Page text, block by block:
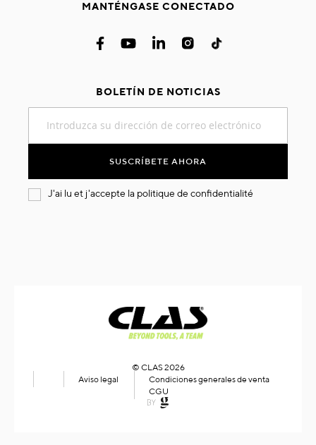
MANTÉNGASE CONECTADO
BOLETÍN DE NOTICIAS
nuestro
SUSCRÍBETE AHORA
J'ai lu et j'accepte la politique de confidentialité
© CLAS 2026
Aviso legal
Condiciones generales de venta
CGU